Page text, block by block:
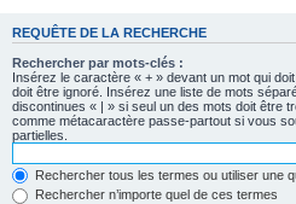
REQUÊTE DE LA RECHERCHE
Rechercher par mots-clés :
Insérez le caractère « + » devant un mot qui
doit être ignoré. Insérez une liste de mots
discontinues « | » si seul un des mots doit être
comme métacaractère passe-partout si vous
partielles.
Rechercher tous les termes ou utiliser une
Rechercher n’importe quel de ces termes